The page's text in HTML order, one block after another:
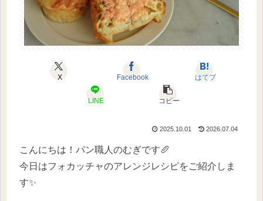
X Facebook はてブ
LINE コピー
2025.10.01 2026.07.04
こんにちは！パン職人のむぎです🥖
今日はフォカッチャのアレンジレシピをご紹介しま
す✨